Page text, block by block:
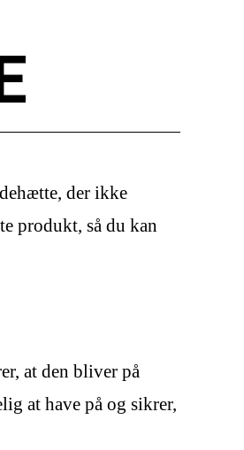
der ikke
produkt, så du kan
at den bliver på
at have på og sikrer,